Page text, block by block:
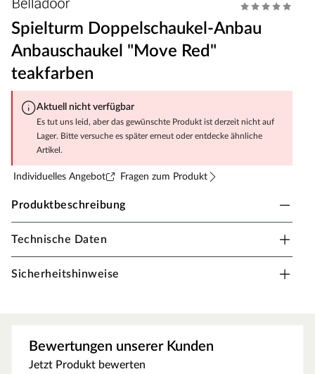
Spielturm Doppelschaukel-Anbau
Anbauschaukel "Move Red"
teakfarben
Aktuell nicht verfügbar
Es tut uns leid, aber das gewünschte Produkt ist derzeit nicht auf
Lager. Bitte versuche es später erneut oder entdecke ähnliche
Artikel.
Individuelles Angebot Fragen zum Produkt
Produktbeschreibung
Belladoor Spielturm Anbaumodul "Move Red"
teakfarben
Tolles Anbaumodul für Spieltürme inkl. Doppelschaukel
Als ideale Erweiterung für Ihren Belladoor Spielturm
"Giant" oder "Joy" enthält dieses Anbaumodul eine
Doppelschaukel mit passenden roten Schaukelsitzen. Für
Technische Daten
Sicherheitshinweise
Bewertungen unserer Kunden
Jetzt Produkt bewerten